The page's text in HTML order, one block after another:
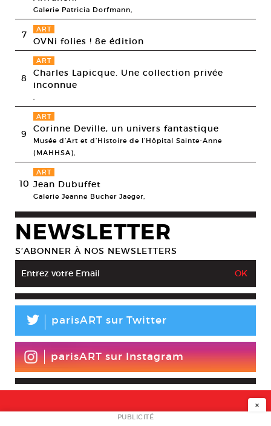
Galerie Patricia Dorfmann,
7 ART
OVNi folies ! 8e édition
8
ART
Charles Lapicque. Une collection privée
inconnue
,
9
ART
Corinne Deville, un univers fantastique
Musée d’Art et d’Histoire de l’Hôpital Sainte-Anne
(MAHHSA),
10
ART
Jean Dubuffet
Galerie Jeanne Bucher Jaeger,
NEWSLETTER
S’ABONNER À NOS NEWSLETTERS
L parisART sur Twitter
parisART sur Instagram
×
PUBLICITÉ